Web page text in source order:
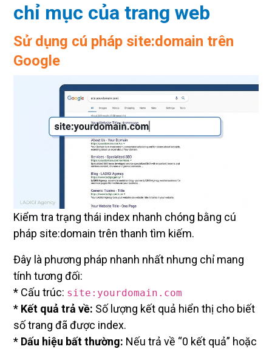
chỉ mục của trang web
Sử dụng cú pháp site:domain trên
Google
Kiểm tra trạng thái index nhanh chóng bằng cú
pháp site:domain trên thanh tìm kiếm.
Đây là phương pháp nhanh nhất nhưng chỉ mang
tính tương đối:
* Cấu trúc: site:yourdomain.com
* Kết quả trả về: Số lượng kết quả hiển thị cho biết
số trang đã được index.
* Dấu hiệu bất thường: Nếu trả về “0 kết quả” hoặc